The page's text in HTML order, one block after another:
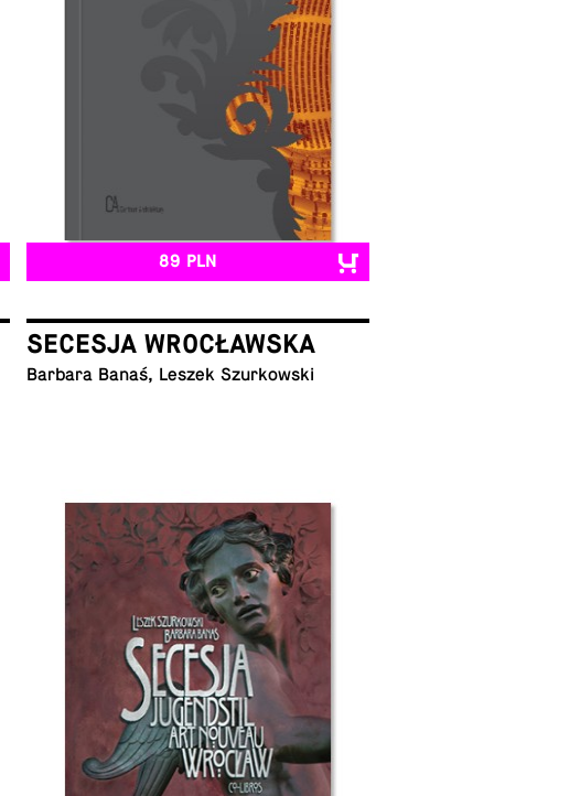
89 PLN
SECESJA WROCŁAWSKA
Barbara Banaś, Leszek Szurkowski